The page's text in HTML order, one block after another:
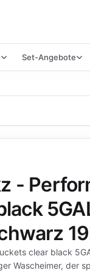
Set-Angebote
-
clear black
Wascheimer, der